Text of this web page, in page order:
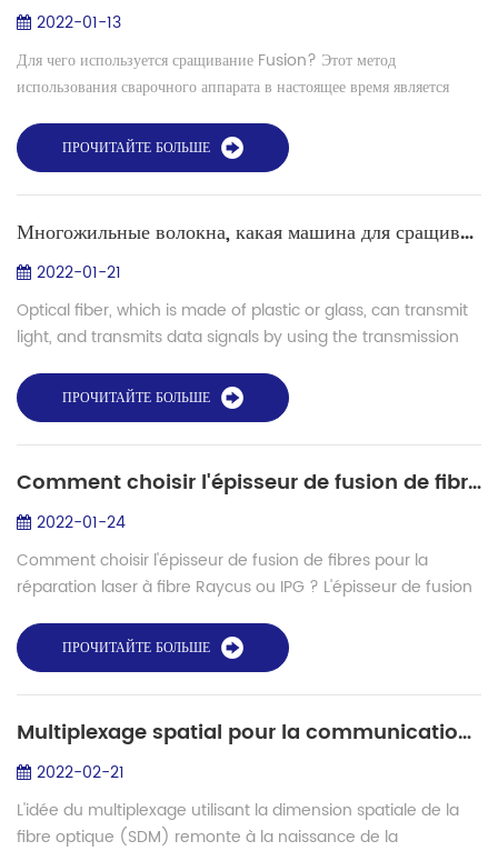
2022-01-13
Для чего используется сращивание Fusion? Этот метод
использования сварочного аппарата в настоящее время является
оптоволоконной промышленности. Н...
ПРОЧИТАЙТЕ БОЛЬШЕ
Многожильные волокна, какая машина для сращивания нужна?
2022-01-21
Optical fiber, which is made of plastic or glass, can transmit
light, and transmits data signals by using the transmission
electromagnetic ...
ПРОЧИТАЙТЕ БОЛЬШЕ
Comment choisir l'épisseur de fusion de fibres pour la réparation laser à fibre Raycus ou IPG ?
2022-01-24
Comment choisir l'épisseur de fusion de fibres pour la
réparation laser à fibre Raycus ou IPG ? L'épisseur de fusion
Lorsque le modul...
ПРОЧИТАЙТЕ БОЛЬШЕ
Multiplexage spatial pour la communication et les applications par fibre optique à l'avenir
2022-02-21
L'idée du multiplexage utilisant la dimension spatiale de la
fibre optique (SDM) remonte à la naissance de la